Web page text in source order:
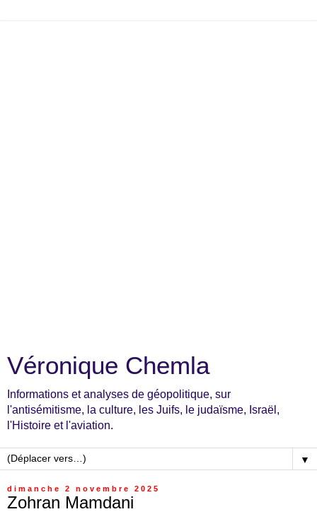
Véronique Chemla
Informations et analyses de géopolitique, sur
l'antisémitisme, la culture, les Juifs, le judaïsme, Israël,
l'Histoire et l'aviation.
▼
dimanche 2 novembre 2025
Zohran Mamdani